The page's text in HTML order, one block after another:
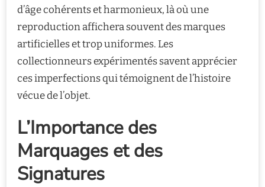
d’âge cohérents et harmonieux, là où une
reproduction affichera souvent des marques
artificielles et trop uniformes. Les
collectionneurs expérimentés savent apprécier
ces imperfections qui témoignent de l’histoire
vécue de l’objet.
L’Importance des
Marquages et des
Signatures